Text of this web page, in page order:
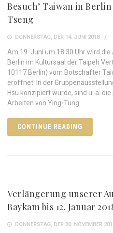
Besuch’ Taiwan in
Tseng
DONNERSTAG, DER 14. JUNI 2018
Am 19. Juni um 18.30 Uhr wird die
Berlin im Kultursaal der Taipeh
10117 Berlin) vom Botschafter
eröffnet. In der
Hsu konzipiert wurde, sind u. a.
Arbeiten von Ying-Tung
CONTINUE READING
Verlängerung unserer
Baykam bis 12. Januar
DONNERSTAG, DER 30. NOVEMBER